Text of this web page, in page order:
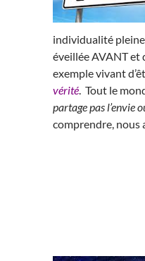
individualité
éveillée AVANT et
exemple vivant
vérité. Tout le
partage pas l’envie
comprendre, nous